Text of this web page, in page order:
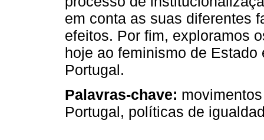
em conta as suas diferentes
efeitos. Por fim, exploramos
hoje ao feminismo de
Portugal.
Palavras-chave:
Portugal, políticas de